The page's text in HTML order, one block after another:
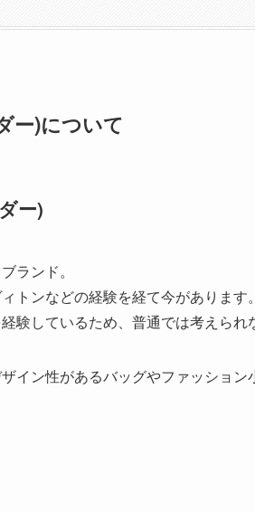
ー)について
ー)
ランド。
トンなどの経験を経て今があります。
験しているため、普通では考えられ
イン性があるバッグやファッション